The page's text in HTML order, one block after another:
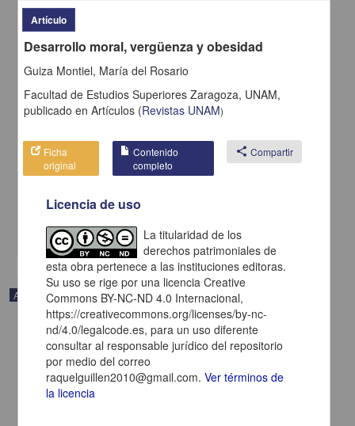
El cuerpo robado
George Wells, Herbert - Coordinación de Difusión Cultural, UNAM
Artes y Humanidades
Audio
Artículo
Desarrollo moral, vergüenza y obesidad
Guiza Montiel, María del Rosario
Facultad de Estudios Superiores Zaragoza, UNAM,
publicado enArtículos (Revistas UNAM)
Ficha
original
Contenido
completo
share Compartir
Licencia de uso
La titularidad de los
derechos patrimoniales de
esta obra pertenece a las instituciones editoras.
Su uso se rige por una licencia Creative
Commons BY-NC-ND 4.0 Internacional,
https://creativecommons.org/licenses/by-nc-
nd/4.0/legalcode.es, para un uso diferente
consultar al responsable jurídico del repositorio
por medio del correo
raquelguillen2010@gmail.com.Ver términos de
la licencia